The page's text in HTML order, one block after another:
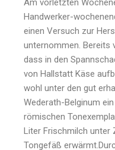
Am vorletzten
Handwerker-
einen Versuch zur
unternommen. Bereits
dass in den
von Hallstatt Käse
wohl unter den gut
Wederath-Belginum
römischen
Liter Frischmilch unter
Tongefäß